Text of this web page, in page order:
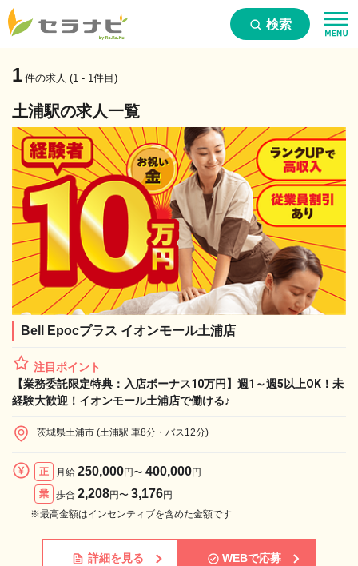
検索
1 件の求人 (1 - 1件目)
土浦駅の求人一覧
Bell Epocプラス イオンモール土浦店
注目ポイント
【業務委託限定特典：入店ボーナス10万円】週1～週5以上OK！未
経験大歓迎！イオンモール土浦店で働ける♪
茨城県土浦市 (土浦駅 車8分・バス12分)
正 月給 250,000円〜 400,000円
業
歩合 2,208円〜 3,176円
※最高金額はインセンティブを含めた金額です
詳細を見る WEBで応募